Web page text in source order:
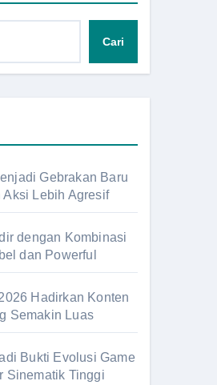
Cari
Gebrakan Baru
Lebih Agresif
dengan Kombinasi
dan Powerful
Hadirkan Konten
Semakin Luas
Bukti Evolusi Game
Sinematik Tinggi